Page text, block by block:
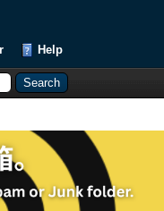
Help